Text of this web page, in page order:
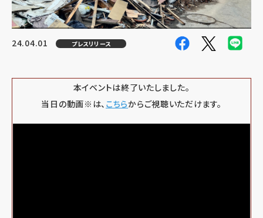
24.04.01 プレスリリース
本イベントは終了いたしました。
当日の動画※は、 こちらからご視聴いただけます。